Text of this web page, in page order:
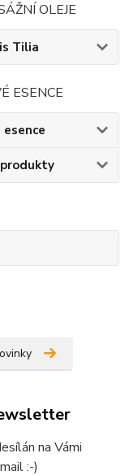
OLEJE
Tilia
ESENCE
produkty
na Vámi
:-)